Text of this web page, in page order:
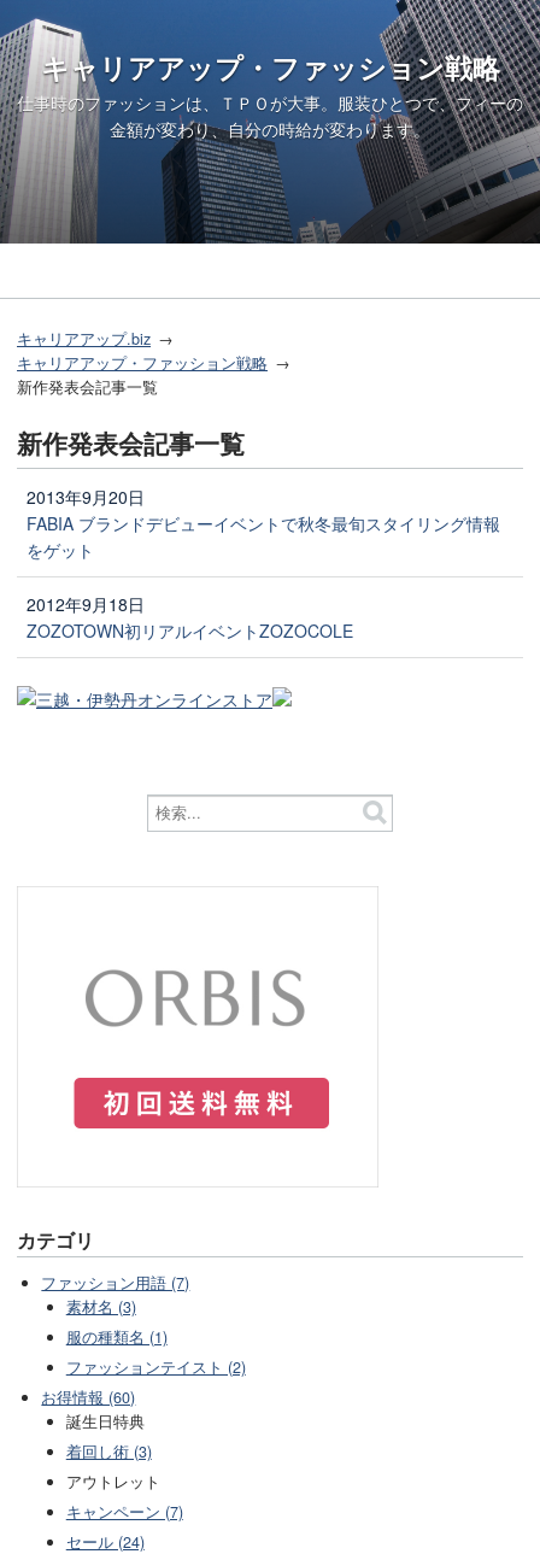
キャリアアップ・ファッション戦略
仕事時のファッションは、ＴＰＯが大事。服装ひとつで、フィーの
金額が変わり、自分の時給が変わります。
キャリアアップ.biz
キャリアアップ・ファッション戦略
新作発表会記事一覧
新作発表会記事一覧
2013年9月20日
FABIA ブランドデビューイベントで秋冬最旬スタイリング情報
をゲット
2012年9月18日
ZOZOTOWN初リアルイベントZOZOCOLE
カテゴリ
ファッション用語 (7)
素材名 (3)
服の種類名 (1)
ファッションテイスト (2)
お得情報 (60)
誕生日特典
着回し術 (3)
アウトレット
キャンペーン (7)
セール (24)